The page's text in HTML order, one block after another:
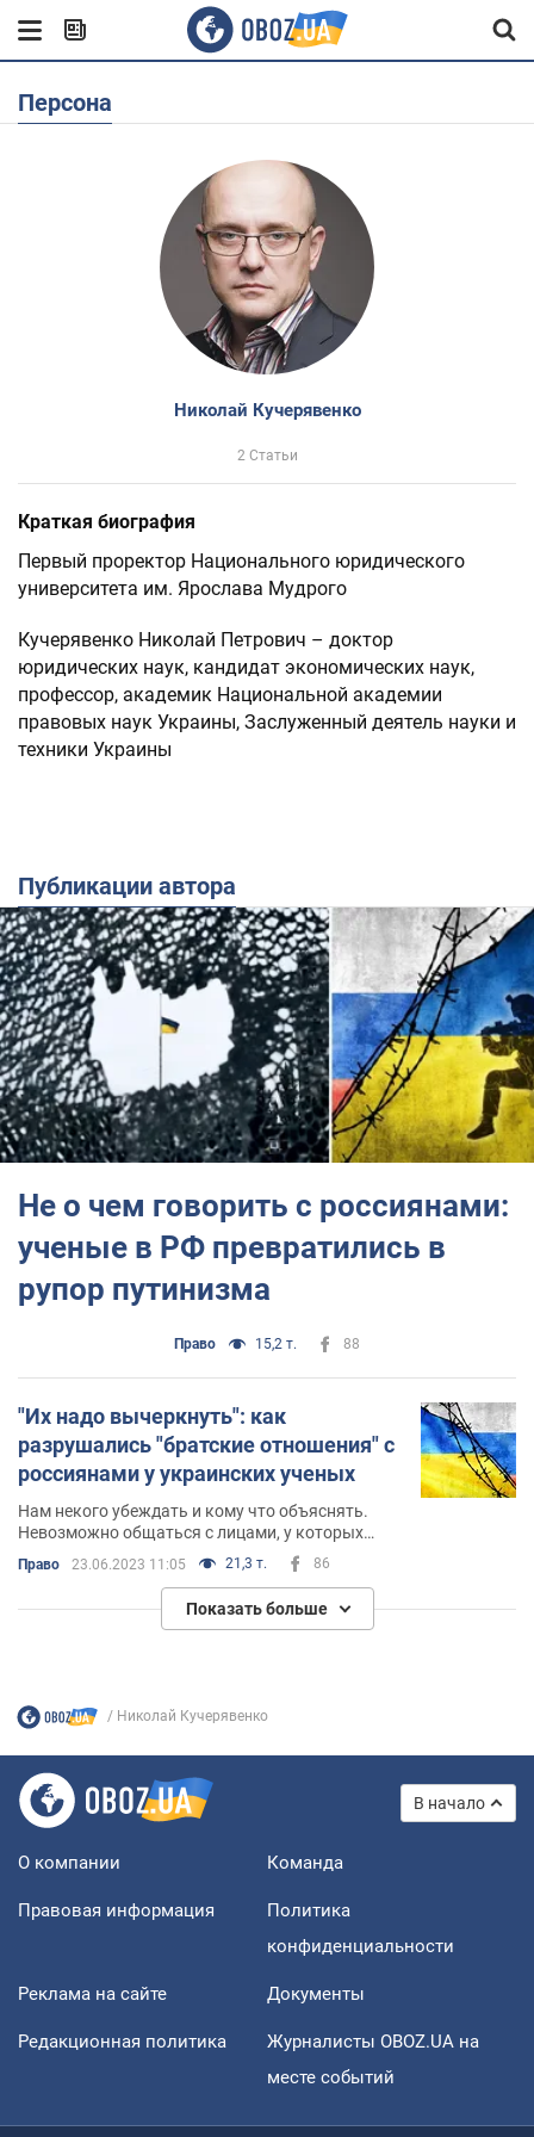
Персона
Николай Кучерявенко
2 Статьи
Краткая биография
Первый проректор Национального юридического
университета им. Ярослава Мудрого
Кучерявенко Николай Петрович – доктор
юридических наук, кандидат экономических наук,
профессор, академик Национальной академии
правовых наук Украины, Заслуженный деятель науки и
техники Украины
Публикации автора
Не о чем говорить с россиянами:
ученые в РФ превратились в
рупор путинизма
Право 15,2 т. 88
"Их надо вычеркнуть": как
разрушались "братские отношения" с
россиянами у украинских ученых
Нам некого убеждать и кому что объяснять.
Невозможно общаться с лицами, у которых
разрушена человечность, сформирована
болезненная самоуверенность и развита до
мега границ, присущая именно этому очагу
человечества жестокость и злоба
Право 23.06.2023 11:05 21,3 т. 86
Показать больше
Николай Кучерявенко
В начало
О компании Команда
Правовая информация
Политика
конфиденциальности
Реклама на сайте Документы
Редакционная политика
Журналисты OBOZ.UA на
месте событий